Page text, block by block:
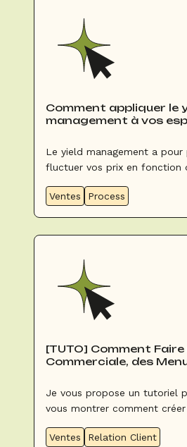
Comment appliquer le
management à vos
Le yield management a pour
fluctuer vos prix en fonction
remplissage (être le plus
Ventes Process
[TUTO] Comment
Commerciale, des
Je vous propose un tutoriel
vous montrer comment
pour les réseaux sociaux.
Ventes Relation Client